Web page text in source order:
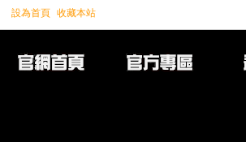
設為首頁 收藏本站